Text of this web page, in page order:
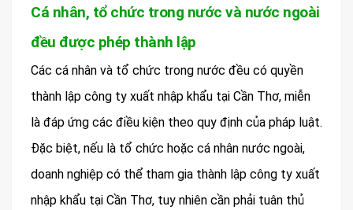
Cá nhân, tổ chức trong nước và nước ngoài
đều được phép thành lập
Các cá nhân và tổ chức trong nước đều có quyền
thành lập công ty xuất nhập khẩu tại Cần Thơ, miễn
là đáp ứng các điều kiện theo quy định của pháp luật.
Đặc biệt, nếu là tổ chức hoặc cá nhân nước ngoài,
doanh nghiệp có thể tham gia thành lập công ty xuất
nhập khẩu tại Cần Thơ, tuy nhiên cần phải tuân thủ